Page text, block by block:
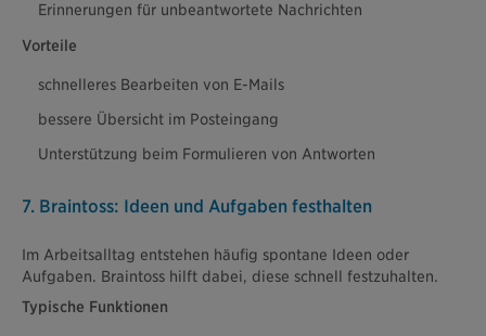
Erinnerungen für unbeantwortete Nachrichten
Vorteile
schnelleres Bearbeiten von E-Mails
bessere Übersicht im Posteingang
Unterstützung beim Formulieren von Antworten
7. Braintoss: Ideen und Aufgaben festhalten
Im Arbeitsalltag entstehen häufig spontane Ideen oder
Aufgaben. Braintoss hilft dabei, diese schnell festzuhalten.
Typische Funktionen